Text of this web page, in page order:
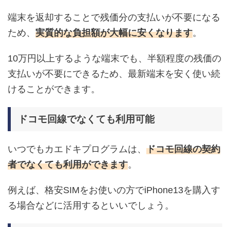
端末を返却することで残価分の支払いが不要になる
ため、 実質的な負担額が大幅に安くなります。
10万円以上するような端末でも、半額程度の残価の
支払いが不要にできるため、 最新端末を安く使い続
けることができます。
ドコモ回線でなくても利用可能
いつでもカエドキプログラムは、 ドコモ回線の契約
者でなくても利用ができます。
例えば、 格安SIMをお使いの方でiPhone13を購入す
る場合などに活用するといいでしょう。